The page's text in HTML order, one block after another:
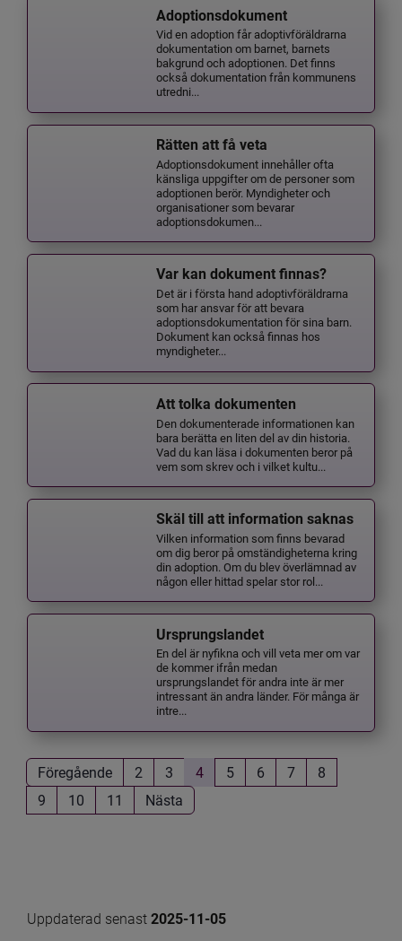
Adoptionsdokument
Vid en adoption får adoptivföräldrarna
dokumentation om barnet, barnets
bakgrund och adoptionen. Det finns
också dokumentation från kommunens
utredni...
Rätten att få veta
Adoptionsdokument innehåller ofta
känsliga uppgifter om de personer som
adoptionen berör. Myndigheter och
organisationer som bevarar
adoptionsdokumen...
Var kan dokument finnas?
Det är i första hand adoptivföräldrarna
som har ansvar för att bevara
adoptionsdokumentation för sina barn.
Dokument kan också finnas hos
myndigheter...
Att tolka dokumenten
Den dokumenterade informationen kan
bara berätta en liten del av din historia.
Vad du kan läsa i dokumenten beror på
vem som skrev och i vilket kultu...
Skäl till att information saknas
Vilken information som finns bevarad
om dig beror på omständigheterna kring
din adoption. Om du blev överlämnad av
någon eller hittad spelar stor rol...
Ursprungslandet
En del är nyfikna och vill veta mer om var
de kommer ifrån medan
ursprungslandet för andra inte är mer
intressant än andra länder. För många är
intre...
Föregående 2 3 4 5 6 7
8
9
10 11 Nästa
Uppdaterad senast 2025-11-05